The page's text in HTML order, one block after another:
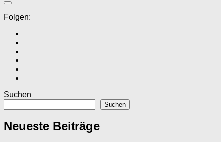
Folgen:
Suchen
Suchen
Neueste Beiträge